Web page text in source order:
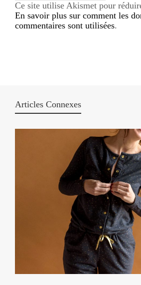
Ce site utilise Akismet pour
En savoir plus sur comment les
commentaires sont utilisées.
Articles Connexes